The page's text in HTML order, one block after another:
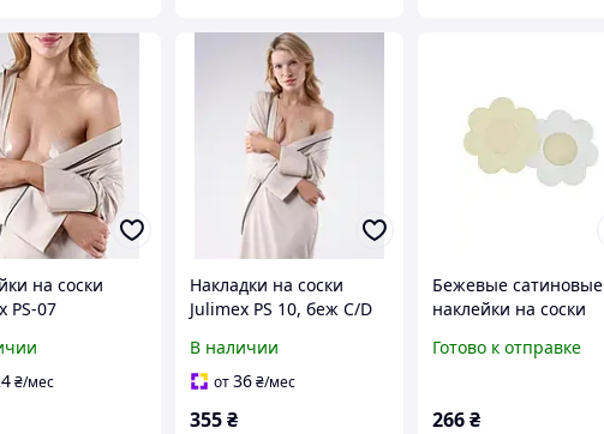
на соски
PS-07
₴/мес
Накладки на соски
Julimex PS 10, беж C/D
В наличии
от36₴/мес
355₴
Бежевые сатиновые
наклейки на соски
(106661)
Готово к отправке
266 ₴